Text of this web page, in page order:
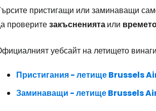
пристигащи или заминаващи
проверитезакъснениятаили
уебсайт на летището
Пристигания - летище Brussels
Заминаващи - летище Brussels
... световната